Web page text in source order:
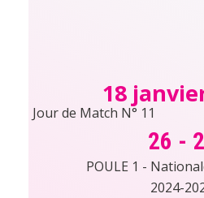
18
Jour de Match N° 11
26 -
POULE 1 -
2024-